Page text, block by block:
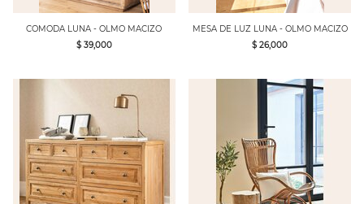
COMODA LUNA - OLMO MACIZO
$ 39,000
MESA DE LUZ LUNA - OLMO MACIZO
$ 26,000